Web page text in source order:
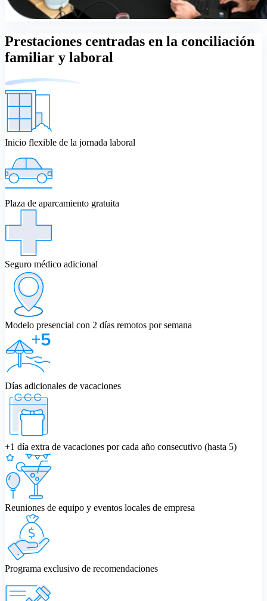
Prestaciones centradas en la conciliación
familiar y laboral
Inicio flexible de la jornada laboral
Plaza de aparcamiento gratuita
Seguro médico adicional
Modelo presencial con 2 días remotos por semana
Días adicionales de vacaciones
+1 día extra de vacaciones por cada año consecutivo (hasta 5)
Reuniones de equipo y eventos locales de empresa
Programa exclusivo de recomendaciones